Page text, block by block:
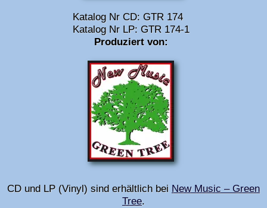
Katalog Nr CD: GTR 174
Katalog Nr LP: GTR 174-1
Produziert von:
CD und LP (Vinyl) sind erhältlich bei New Music – Green
Tree.